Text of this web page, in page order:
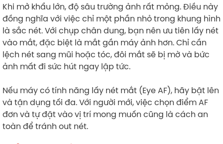
Khi mở khẩu lớn, độ sâu trường ảnh rất mỏng. Điều này
đồng nghĩa với việc chỉ một phần nhỏ trong khung hình
là sắc nét. Với chụp chân dung, bạn nên ưu tiên lấy nét
vào mắt, đặc biệt là mắt gần máy ảnh hơn. Chỉ cần
lệch nét sang mũi hoặc tóc, đôi mắt sẽ bị mờ và bức
ảnh mất đi sức hút ngay lập tức.
Nếu máy có tính năng lấy nét mắt (Eye AF), hãy bật lên
và tận dụng tối đa. Với người mới, việc chọn điểm AF
đơn và tự đặt vào vị trí mong muốn cũng là cách an
toàn để tránh out nét.